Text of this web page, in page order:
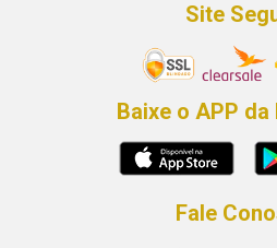
Site
Baixe o APP da
Fale